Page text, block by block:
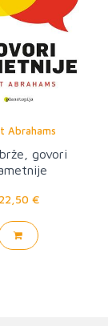
Abrahams
govori
22,50 €